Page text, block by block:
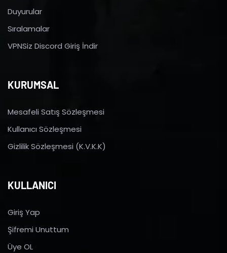
Duyurular
Sıralamalar
VPNSiz Discord Giriş İndir
KURUMSAL
Mesafeli Satış Sözleşmesi
Kullanıcı Sözleşmesi
Gizlilik Sözleşmesi (K.V.K.K)
KULLANICI
Giriş Yap
Şifremi Unuttum
Üye OL